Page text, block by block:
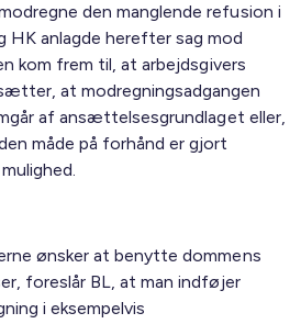
den manglende refusion i
HK anlagde herefter sag mod
kom frem til, at arbejdsgivers
at modregningsadgangen
af ansættelsesgrundlaget eller,
måde på forhånd er gjort
ønsker at benytte dommens
foreslår BL, at man indføjer
i eksempelvis